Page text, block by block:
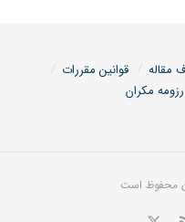
مقاله
قوانین مقررات
رزومه مکران
محفوظ است